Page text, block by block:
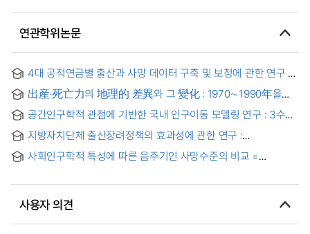
연관학위논문
4대 공적연금별 출산과 사망 데이터 구축 및 보정에 관한 연구 =
Department of Economics and Statistics under the
supervision of Professor Keewhan Kim
出産·死亡力의 地理的 差異와 그 變化 : 1970∼1990年을
change : 1970-1990
공간인구학적 관점에 기반한 국내 인구이동 모델링 연구 : 3수준
Modeling based on the Spatial Demographic Perspective:
Utilizing Cross-Classified Multilevel Model
지방자치단체 출산장려정책의 효과성에 관한 연구 :
중심으로
사회인구학적 특성에 따른 음주기인 사망수준의 비교 =
사용자 의견